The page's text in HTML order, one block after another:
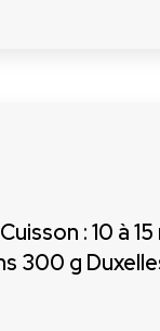
: 10 à
300 g